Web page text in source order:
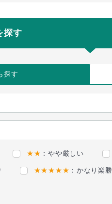
探す
探す
★★ ：やや厳しい
★★★★★ ：かなり楽勝